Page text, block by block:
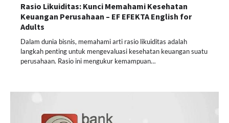
Rasio Likuiditas: Kunci Memahami Kesehatan
Keuangan Perusahaan – EF EFEKTA English for
Adults
Dalam dunia bisnis, memahami arti rasio likuiditas adalah
langkah penting untuk mengevaluasi kesehatan keuangan suatu
perusahaan. Rasio ini mengukur kemampuan…